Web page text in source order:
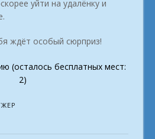
уйти на удалёнку и
ждёт особый сюрприз!
(осталось бесплатных мест:
2)